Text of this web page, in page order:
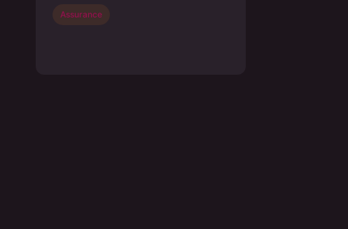
Assurance